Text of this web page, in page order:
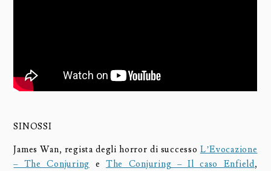
SINOSSI
James Wan, regista degli horror di successo L’Evocazione
– The Conjuring e The Conjuring – Il caso Enfield,